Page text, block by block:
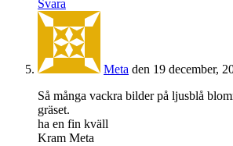
Svara
Meta den 19 december,
Så många vackra bilder på ljusblå
gräset.
ha en fin kväll
Kram Meta